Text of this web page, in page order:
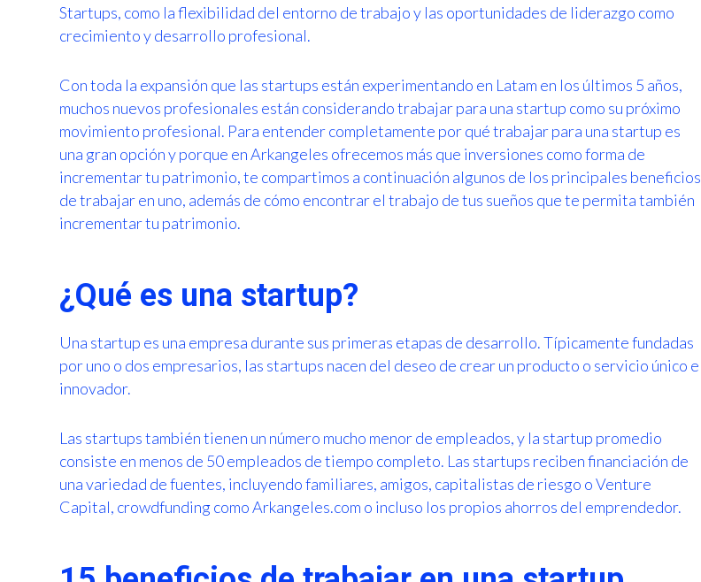
Startups, como la flexibilidad del entorno de trabajo y las oportunidades de liderazgo como
crecimiento y desarrollo profesional.
Con toda la expansión que las startups están experimentando en Latam en los últimos 5 años,
muchos nuevos profesionales están considerando trabajar para una startup como su próximo
movimiento profesional. Para entender completamente por qué trabajar para una startup es
una gran opción y porque en Arkangeles ofrecemos más que inversiones como forma de
incrementar tu patrimonio, te compartimos a continuación algunos de los principales beneficios
de trabajar en uno, además de cómo encontrar el trabajo de tus sueños que te permita también
incrementar tu patrimonio.
¿Qué es una startup?
Una startup es una empresa durante sus primeras etapas de desarrollo. Típicamente fundadas
por uno o dos empresarios, las startups nacen del deseo de crear un producto o servicio único e
innovador.
Las startups también tienen un número mucho menor de empleados, y la startup promedio
consiste en menos de 50 empleados de tiempo completo. Las startups reciben financiación de
una variedad de fuentes, incluyendo familiares, amigos, capitalistas de riesgo o Venture
Capital, crowdfunding como Arkangeles.com o incluso los propios ahorros del emprendedor.